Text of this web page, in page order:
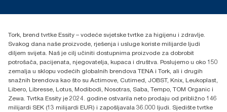
+385 913 900 004
H-1021 Budapest
Budakeszi út 51.
Tork, brend tvrtke Essity – vodeće svjetske tvrtke za higijenu i zdravlje.
Svakog dana naše proizvode, rješenja i usluge koriste milijarde ljudi
diljem svijeta. Naš je cilj učiniti dostupnima proizvode za dobrobit
potrošača, pacijenata, njegovatelja, kupaca i društva. Poslujemo u oko 150
zemalja u sklopu vodećih globalnih brendova TENA i Tork, ali i drugih
snažnih brendova kao što su Actimove, Cutimed, JOBST, Knix, Leukoplast,
Libero, Libresse, Lotus, Modibodi, Nosotras, Saba, Tempo, TOM Organic i
Zewa. Tvrtka Essity je 2024. godine ostvarila neto prodaju od približno 146
milijardi SEK (13 milijardi EUR) i zapošljavala 36.000 ljudi. Sjedište tvrtke